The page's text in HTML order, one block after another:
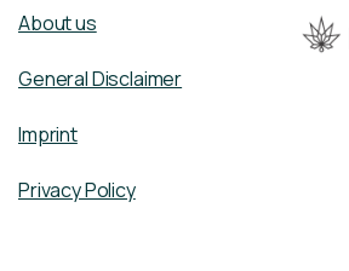
About us
General Disclaimer
Imprint
Privacy Policy